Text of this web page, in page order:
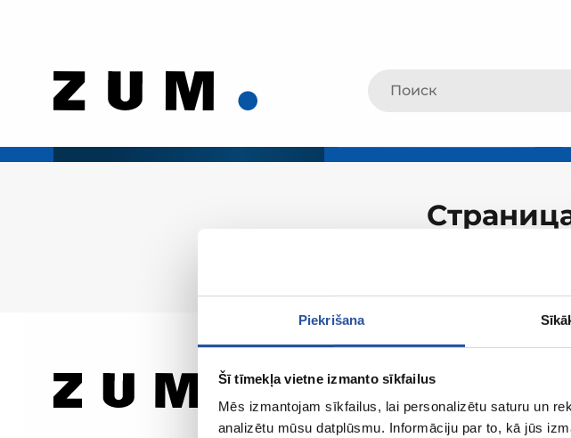
Piekrišana
Šī tīmekļa vietne izmanto sīkfailus
Mēs izmantojam sīkfailus, lai personalizētu saturu un
analizētu mūsu datplūsmu. Informāciju par to, kā jūs